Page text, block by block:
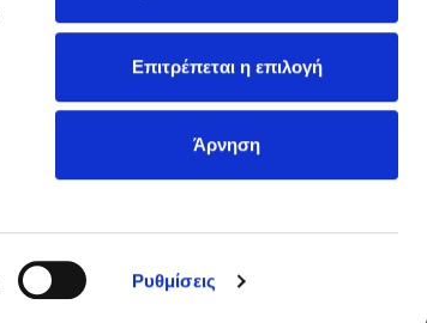
Ρυθμίσεις
Επιτρέπεται η επιλογή
Άρνηση